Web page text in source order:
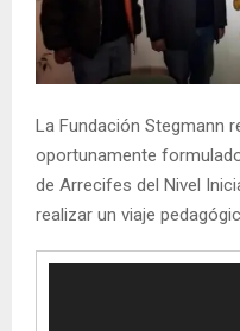
La Fundación Stegmann
oportunamente
de Arrecifes del Nivel
realizar un viaje